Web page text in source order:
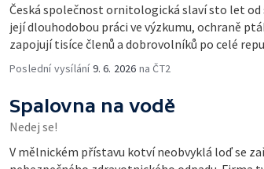
Česká společnost ornitologická slaví sto let
její dlouhodobou práci ve výzkumu, ochraně
zapojují tisíce členů a dobrovolníků po celé
Poslední vysílání9. 6. 2026 na ČT2
Spalovna na vodě
Nedej se!
V mělnickém přístavu kotví neobvyklá loď se